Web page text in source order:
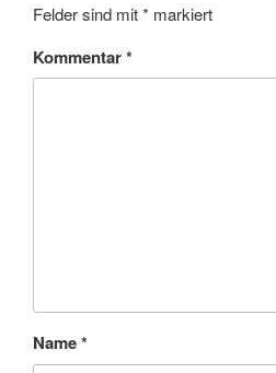
Felder sind mit* markiert
Kommentar*
Name*